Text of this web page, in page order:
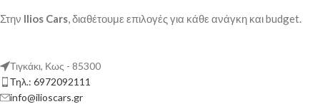
Στην Ilios Cars, διαθέτουμε επιλογές για κάθε ανάγκη και budget.
Τιγκάκι, Κως - 85300
Τηλ.: 6972092111
info@ilioscars.gr